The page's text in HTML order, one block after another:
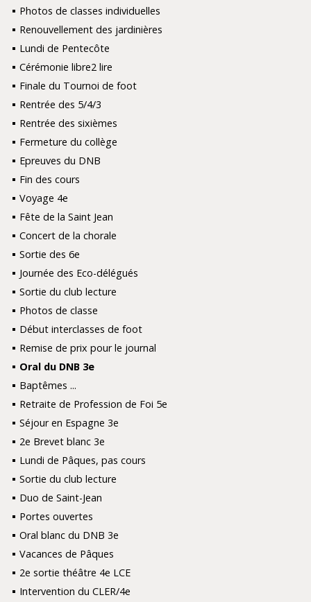
Photos de classes individuelles
Renouvellement des jardinières
Lundi de Pentecôte
Cérémonie libre2 lire
Finale du Tournoi de foot
Rentrée des 5/4/3
Rentrée des sixièmes
Fermeture du collège
Epreuves du DNB
Fin des cours
Voyage 4e
Fête de la Saint Jean
Concert de la chorale
Sortie des 6e
Journée des Eco-délégués
Sortie du club lecture
Photos de classe
Début interclasses de foot
Remise de prix pour le journal
Oral du DNB 3e
Baptêmes ...
Retraite de Profession de Foi 5e
Séjour en Espagne 3e
2e Brevet blanc 3e
Lundi de Pâques, pas cours
Sortie du club lecture
Duo de Saint-Jean
Portes ouvertes
Oral blanc du DNB 3e
Vacances de Pâques
2e sortie théâtre 4e LCE
Intervention du CLER/4e